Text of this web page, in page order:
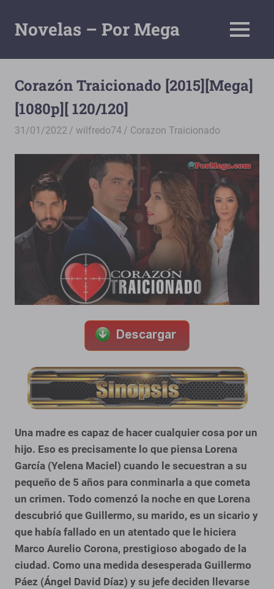
contenido
Novelas – Por Mega
De
Descarga
Por
Mega
MENÚ
Corazón Traicionado [2015][Mega]
[1080p][ 120/120]
31/01/2022 wilfredo74 Corazon Traicionado
Una madre es capaz de hacer cualquier cosa por un
hijo. Eso es precisamente lo que piensa Lorena
García (Yelena Maciel) cuando le secuestran a su
pequeño de 5 años para conminarla a que cometa
un crimen. Todo comenzó la noche en que Lorena
descubrió que Guillermo, su marido, es un sicario y
que había fallado en un atentado que le hiciera
Marco Aurelio Corona, prestigioso abogado de la
ciudad. Como una medida desesperada Guillermo
Páez (Ángel David Díaz) y su jefe deciden llevarse